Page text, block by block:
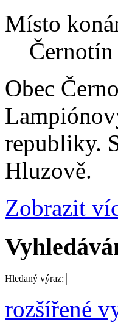
Místo
Obec
republiky.
Hluzově.
Zobrazit
Hledaný výraz:
rozšířené